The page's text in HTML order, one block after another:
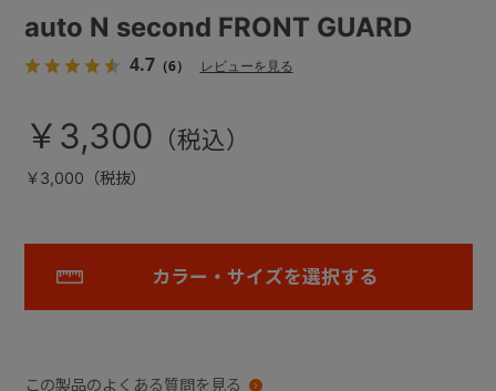
auto N second FRONT GUARD
4.7（6） レビューを見る
￥3,300
￥3,000（税抜）
カラー・サイズを選択する
この製品のよくある質問を見る